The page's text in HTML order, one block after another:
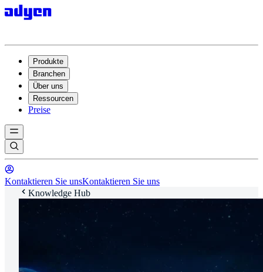
Produkte
Branchen
Über uns
Ressourcen
Preise
Kontaktieren Sie unsKontaktieren Sie uns
Knowledge Hub